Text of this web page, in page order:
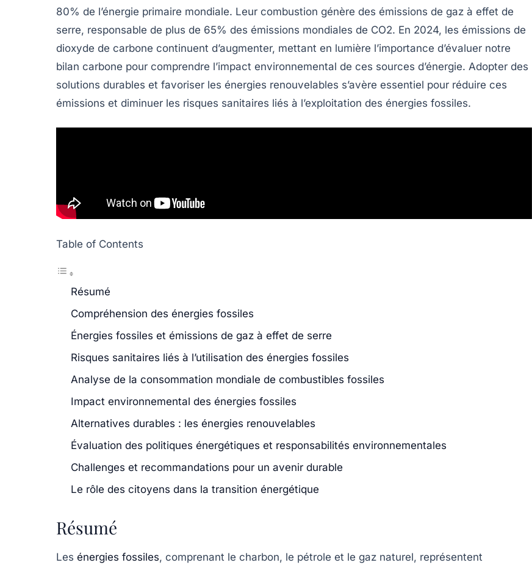
80% de l’énergie primaire mondiale. Leur combustion génère des émissions de gaz à effet de
serre, responsable de plus de 65% des émissions mondiales de CO2. En 2024, les émissions de
dioxyde de carbone continuent d’augmenter, mettant en lumière l’importance d’évaluer notre
bilan carbone pour comprendre l’impact environnemental de ces sources d’énergie. Adopter des
solutions durables et favoriser les énergies renouvelables s’avère essentiel pour réduire ces
émissions et diminuer les risques sanitaires liés à l’exploitation des énergies fossiles.
Table of Contents
Résumé
Compréhension des énergies fossiles
Énergies fossiles et émissions de gaz à effet de serre
Risques sanitaires liés à l’utilisation des énergies fossiles
Analyse de la consommation mondiale de combustibles fossiles
Impact environnemental des énergies fossiles
Alternatives durables : les énergies renouvelables
Évaluation des politiques énergétiques et responsabilités environnementales
Challenges et recommandations pour un avenir durable
Le rôle des citoyens dans la transition énergétique
Résumé
Les énergies fossiles, comprenant le charbon, le pétrole et le gaz naturel, représentent